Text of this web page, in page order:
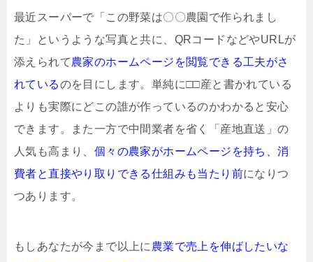
最近スーパーで「この野菜は〇〇農園で作られまし
た」というような写真と共に、QRコードなどやURLが
添えられて農家のホームページを閲覧できる工夫がさ
れているのを目にします。単純に□□産と書かれている
よりも実際にどこの誰が作っているのかわかると安心
できます。また一方で中間業者を省く「産地直送」の
人気も高まり、 個々の農家がホームページを持ち、消
費者と直接やり取りできる仕組みも当たり前になりつ
つあります。
もしあなたが今まで以上に 農業で売上を伸ばしたいな